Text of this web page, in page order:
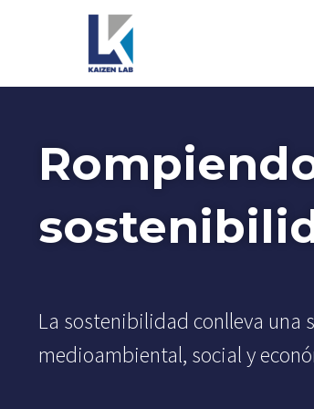
La sostenibilidad conlleva una
medioambiental, social y